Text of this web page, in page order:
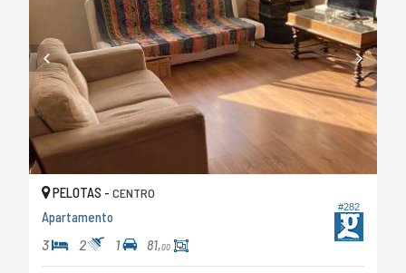
#282
PELOTAS - CENTRO
Apartamento
3 2 1 81,00